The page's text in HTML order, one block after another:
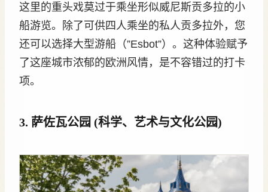
这里的重头戏莫过于乘坐形似威尼斯贡多拉的小
船游览。除了可供四人乘坐的私人贡多拉外，您
还可以选择大型游船（”Esbot”）。这种体验赋予
了这座城市浓郁的欧洲风情，是不容错过的打卡
项。
3. 萨佐瓦公园 (科学、艺术与文化公园)